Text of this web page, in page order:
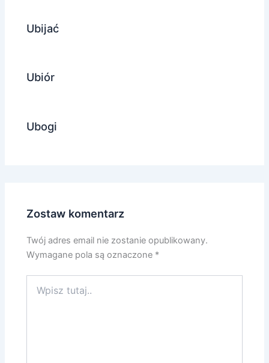
Ubijać
Ubiór
Ubogi
Zostaw komentarz
Twój adres email nie zostanie opublikowany.
Wymagane pola są oznaczone *
tutaj..